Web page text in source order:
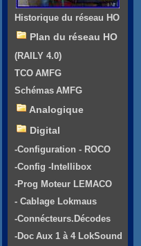
Historique du réseau HO
Plan du réseau HO
(RAILY 4.0)
TCO AMFG
Schémas AMFG
Analogique
Digital
-Configuration - ROCO
-Config -Intellibox
-Prog Moteur LEMACO
- Cablage Lokmaus
-Connécteurs.Décodes
-Doc Aux 1 à 4 LokSound